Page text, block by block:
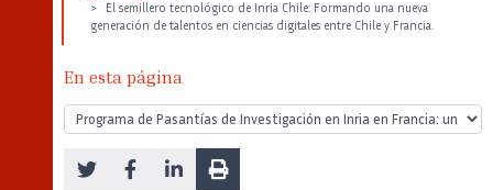
El semillero tecnológico de Inria Chile: Formando una nueva
generación de talentos en ciencias digitales entre Chile y Francia.
En esta página